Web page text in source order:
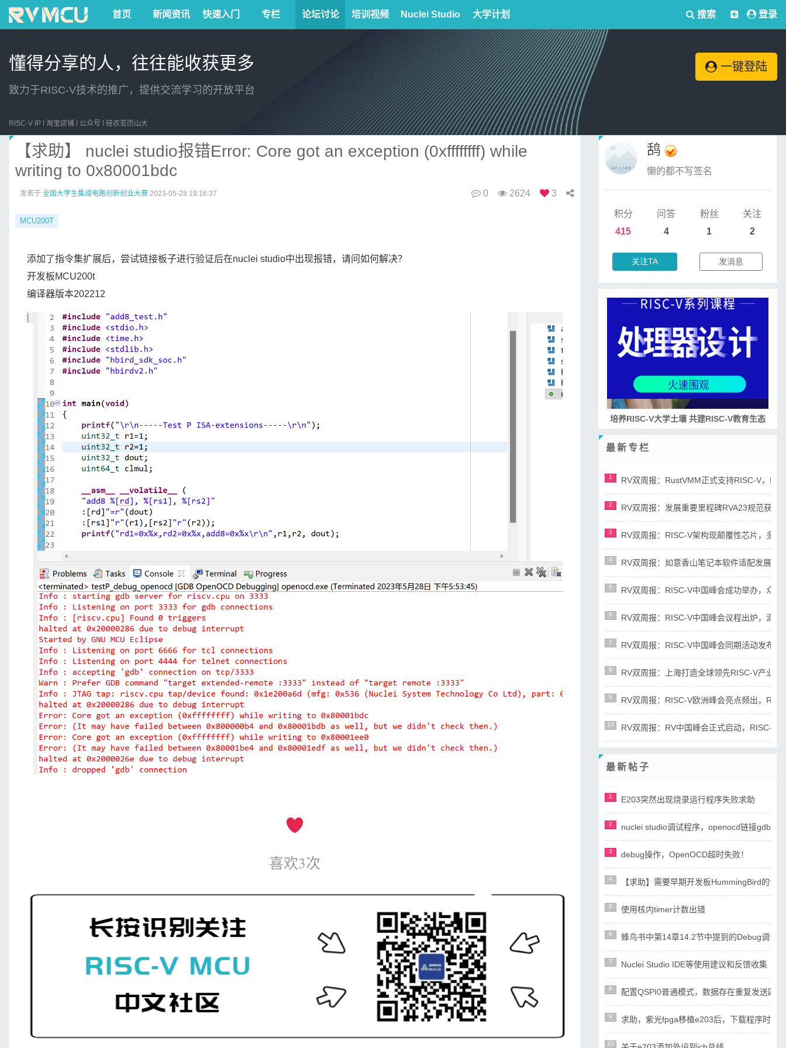
首页 新闻资讯 快速入门 专栏 论坛讨论 培训视频 Nuclei Studio 大学计划 搜索 登录
懂得分享的人，往往能收获更多
致力于RISC-V技术的推广，提供交流学习的开放平台
一键登陆
RISC-V IP 淘宝店铺 公众号 硅农亚历山大
【求助】 nuclei studio报错Error: Core got an exception (0xffffffff) while
writing to 0x80001bdc
发表于 全国大学生集成电路创新创业大赛 2023-05-28 19:16:37 0 2624 3
MCU200T
添加了指令集扩展后，尝试链接板子进行验证后在nuclei studio中出现报错，请问如何解决？
开发板MCU200t
编译器版本202212
喜欢3次
鸹
懒的都不写签名
积分
415
问答
4
粉丝
1
关注
2
关注TA 发消息
培养RISC-V大学土壤 共建RISC-V教育生态
最新专栏
1 RV双周报：RustVMM正式支持RISC-V，
2 RV双周报：发展重要里程碑RVA23规范获
3 RV双周报：RISC-V架构现颠覆性芯片，多
4 RV双周报：如意香山笔记本软件适配发展
5 RV双周报：RISC-V中国峰会成功举办，众
6 RV双周报：RISC-V中国峰会议程出炉，滴
7 RV双周报：RISC-V中国峰会同期活动发布
8 RV双周报：上海打造全球领先RISC-V产业
9 RV双周报：RISC-V欧洲峰会亮点频出，
10 RV双周报：RV中国峰会正式启动，RISC-V
最新帖子
1 E203突然出现烧录运行程序失败求助
2 nuclei studio调试程序，openocd链接gdb失
3 debug操作，OpenOCD超时失败！
4 【求助】需要早期开发板HummingBird的详
5 使用核内timer计数出错
6 蜂鸟书中第14章14.2节中提到的Debug调试
7 Nuclei Studio IDE等使用建议和反馈收集
8 配置QSPI0普通模式，数据存在重复发送四
9 求助，紫光fpga移植e203后，下载程序时
10